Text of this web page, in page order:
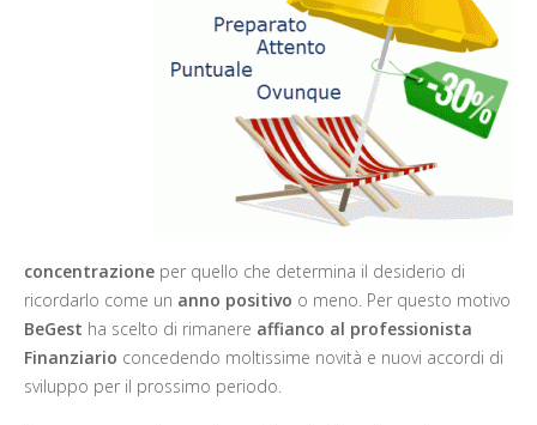
concentrazione per quello che determina il desiderio di
ricordarlo come un anno positivo o meno. Per questo motivo
BeGest ha scelto di rimanere affianco al professionista
Finanziario concedendo moltissime novità e nuovi accordi di
sviluppo per il prossimo periodo.